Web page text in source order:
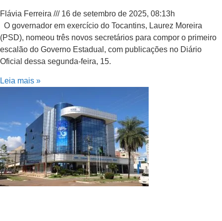
Flávia Ferreira
16 de setembro de 2025, 08:13h
O governador em exercício do Tocantins, Laurez Moreira
(PSD), nomeou três novos secretários para compor o primeiro
escalão do Governo Estadual, com publicações no Diário
Oficial dessa segunda-feira, 15.
Leia mais »